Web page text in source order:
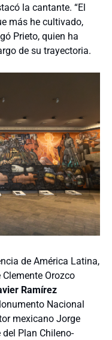
la cantante. “El
más he cultivado,
Prieto, quien ha
de su trayectoria.
de América Latina,
Orozco
Ramírez
Nacional
mexicano Jorge
Plan Chileno-